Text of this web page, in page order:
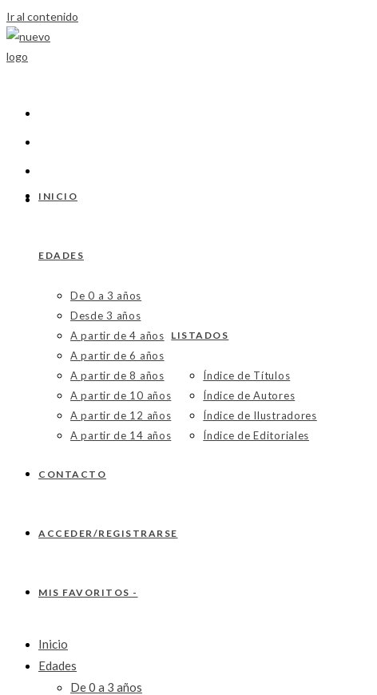
Ir al contenido
INICIO
EDADES
De 0 a 3 años
Desde 3 años
A partir de 4 años
A partir de 6 años
A partir de 8 años
A partir de 10 años
A partir de 12 años
A partir de 14 años
LISTADOS
Índice de Títulos
Índice de Autores
Índice de Ilustradores
Índice de Editoriales
CONTACTO
ACCEDER/REGISTRARSE
MIS FAVORITOS -
Inicio
Edades
De 0 a 3 años